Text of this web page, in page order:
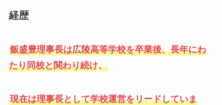
経歴
飯盛豊理事長は広陵高等学校を卒業後、長年にわ
たり同校と関わり続け、
現在は理事長として学校運営をリードしていま